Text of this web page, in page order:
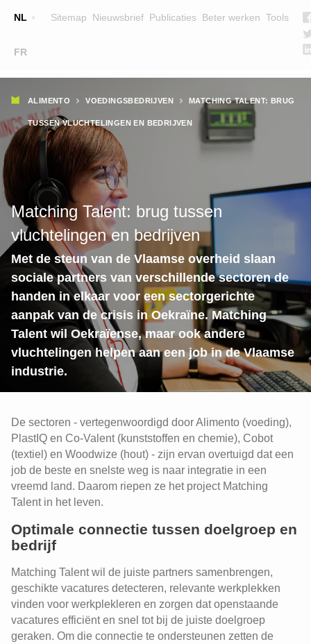
NL
FR
Sitemap Nieuwsbrief Publicaties Beter werken Tools
Main
navigation
LESGEVERS
WIE ZIJN WE
CONTACT
Kruimelpad
ALIMENTO VOEDINGSBEDRIJVEN MATCHING TALENT: BRUG
TUSSEN VLUCHTELINGEN EN BEDRIJVEN
Matching Talent: brug tussen
vluchtelingen en bedrijven
Met de steun van de Vlaamse overheid slaan
sociale partners van verschillende sectoren de
handen in elkaar voor een sectorgerichte
aanpak van de crisis in Oekraïne. Matching
Talent wil Oekraïense, maar ook andere
vluchtelingen helpen aan een job in de Vlaamse
industrie.
De sectoren - vertegenwoordigd door Alimento (voeding),
PlastIQ en Co-Valent (kunststoffen en chemie), Cobot
(textiel) en Woodwize (hout) - zijn ervan overtuigd dat een
job de beste en snelste weg is naar integratie in een
vreemd land. Daarom riepen ze het project Matching
Talent in het leven.
Optimale connectie tussen doelgroep en
bedrijf
Matching Talent wil de juiste partners samenbrengen,
geschikte vacatures detecteren, relevante werkplekken
vinden voor werkplekleren en zorgen dat openstaande
vacatures efficiënt en snel tot bij de juiste doelgroep
geraken. Om die connectie te ondersteunen zetten de